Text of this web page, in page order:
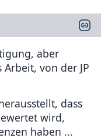
aber
Arbeit, von der JP
dass
wird,
haben ...